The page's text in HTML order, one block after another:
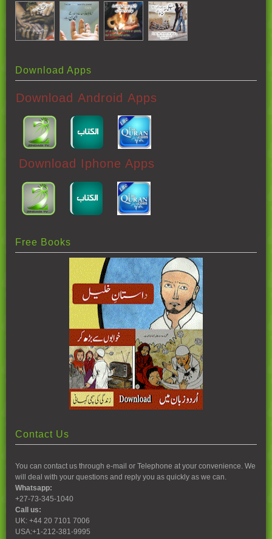
Download Apps
Download Android Apps
Download Iphone Apps
Free Books
Contact Us
You can contact us through e-mail or Telephone at your convenience. We
will deal with your questions and reply you as quickly as we can.
Whatsapp:
+27-73-345-1040
Call us:
UK: +44 20 7101 7006
USA:+1-212-381-9995